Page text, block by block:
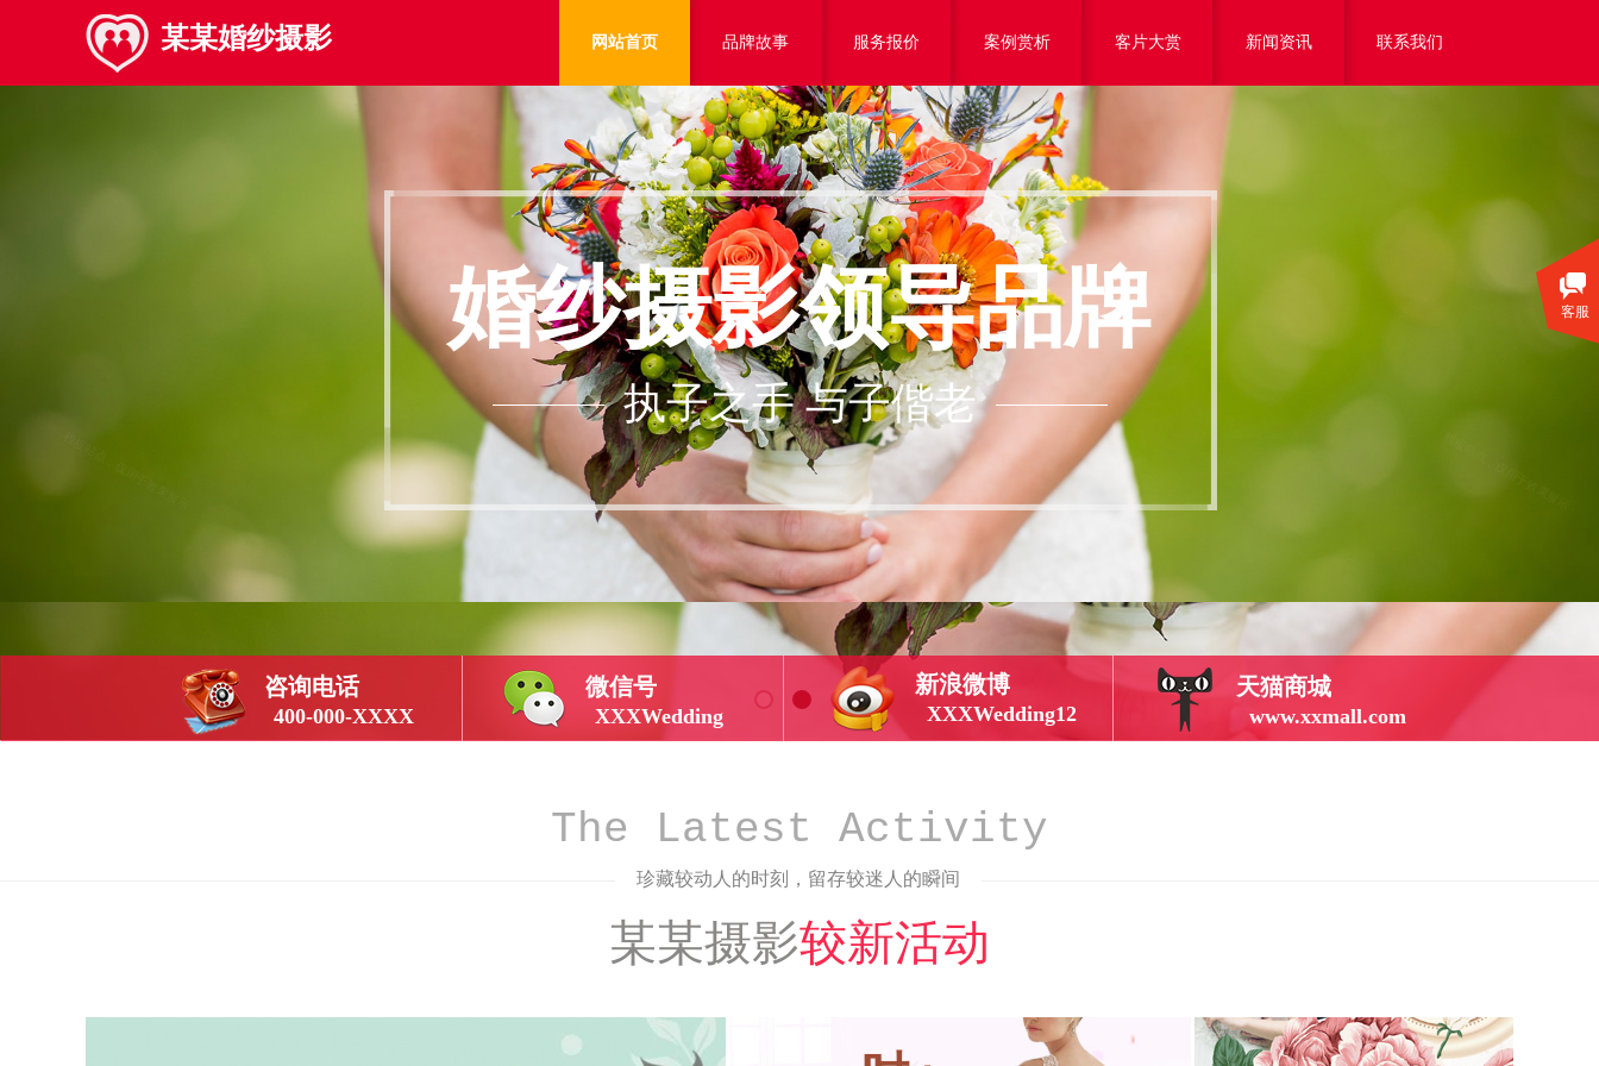
某某婚纱摄影 网站首页 品牌故事 服务报价 案例赏析 客片大赏 新闻资讯 联系我们
婚纱摄影领导品牌
执子之手 与子偕老
400-000-XXXX
咨询电话
XXXWedding
微信号 新浪微博
XXXWedding12 www.xxmall.com
天猫商城
The Latest Activity
珍藏较动人的时刻，留存较迷人的瞬间
某某摄影较新活动
客服